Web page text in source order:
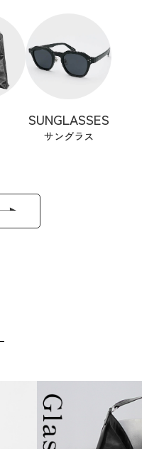
SUNGLASSES
サングラス